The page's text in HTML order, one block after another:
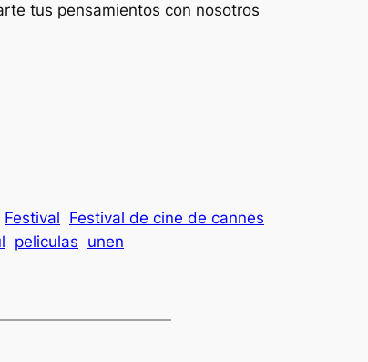
tus pensamientos con nosotros
Festival Festival de cine de cannes
peliculas unen